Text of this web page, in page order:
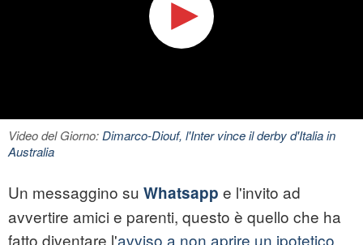
Video del Giorno:Dimarco-Diouf, l'Inter vince il derby d'Italia in
Australia
Un messaggino su Whatsapp e l'invito ad
avvertire amici e parenti, questo è quello che ha
fatto diventare l'avviso a non aprire un ipotetico